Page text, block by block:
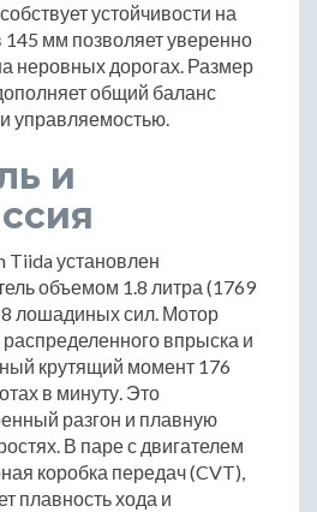
устойчивости на
145 мм позволяет уверенно
неровных дорогах. Размер
общий баланс
управляемостью.
и
Tiida установлен
объемом 1.8 литра (1769
лошадиных сил. Мотор
впрыска и
крутящий момент 176
в минуту. Это
разгон и плавную
В паре с двигателем
коробка передач (CVT),
плавность хода и